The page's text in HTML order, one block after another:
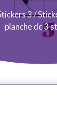
3/
planche de 3